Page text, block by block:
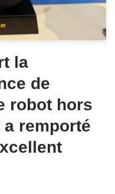
la
de
robot hors
a remporté